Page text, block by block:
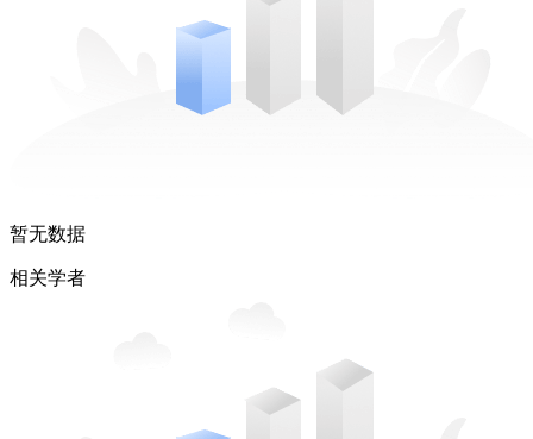
暂无数据
相关学者